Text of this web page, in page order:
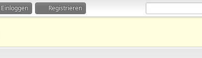
Einloggen Registrieren